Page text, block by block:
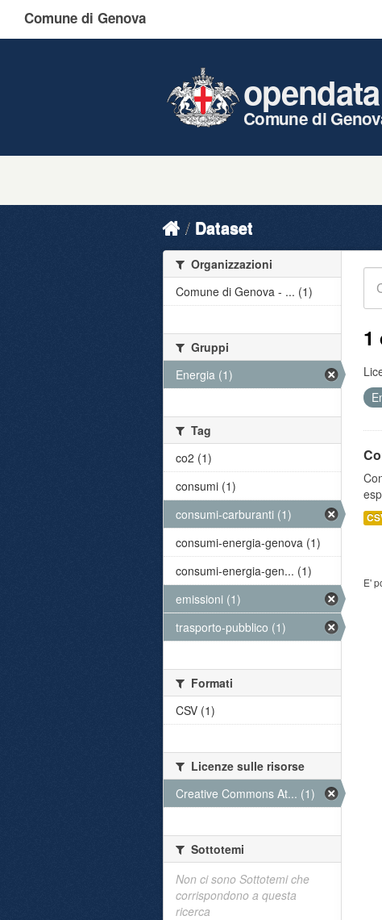
Comune di Genova
opendata
Comune di
Dataset
1
E'
Organizzazioni
Comune di Genova - ... (1)
Gruppi
Energia (1)
Tag
co2 (1)
consumi (1)
consumi-carburanti (1)
consumi-energia-genova (1)
consumi-energia-gen... (1)
emissioni (1)
trasporto-pubblico (1)
Formati
CSV (1)
Licenze sulle risorse
Creative Commons At... (1)
Sottotemi
Non ci sono Sottotemi che
corrispondono a questa
ricerca